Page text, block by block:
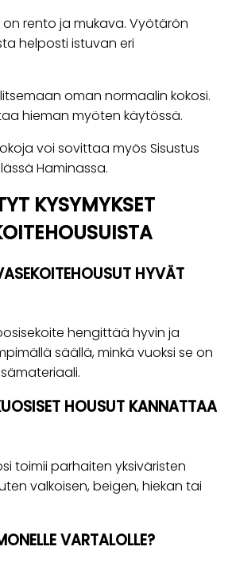
on rento ja mukava. Vyötärön
helposti istuvan eri
oman normaalin kokosi.
hieman myöten käytössä.
voi sovittaa myös Sisustus
Haminassa.
KYSYMYKSET
HYVÄT
hengittää hyvin ja
säällä, minkä vuoksi se on
HOUSUT KANNATTAA
toimii parhaiten yksiväristen
valkoisen, beigen, hiekan tai
VARTALOLLE?